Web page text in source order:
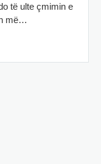
të ulte çmimin e
më…